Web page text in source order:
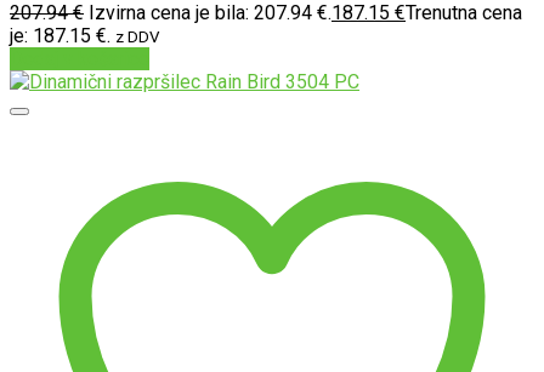
207.94€ Izvirna cena je bila: 207.94 €.187.15 €Trenutna cena
je: 187.15 €. z DDV